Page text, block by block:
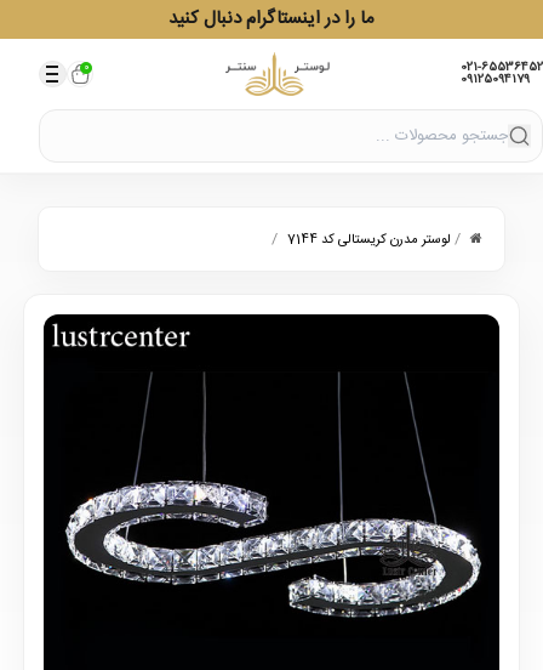
ما را در اینستاگرام دنبال کنید
021-65536452
09125094179
0
/ لوستر مدرن کریستالی کد 7144 /